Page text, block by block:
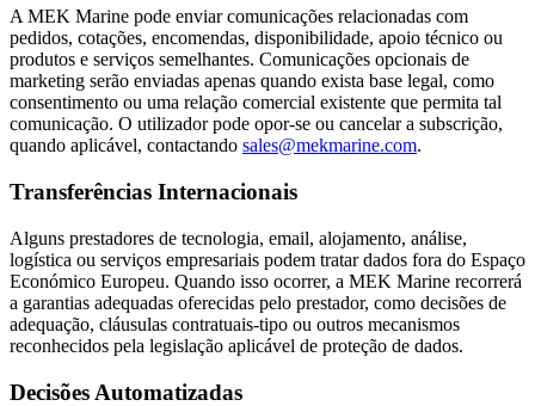
A MEK Marine pode enviar comunicações relacionadas com
pedidos, cotações, encomendas, disponibilidade, apoio técnico ou
produtos e serviços semelhantes. Comunicações opcionais de
marketing serão enviadas apenas quando exista base legal, como
consentimento ou uma relação comercial existente que permita tal
comunicação. O utilizador pode opor-se ou cancelar a subscrição,
quando aplicável, contactando sales@mekmarine.com.
Transferências Internacionais
Alguns prestadores de tecnologia, email, alojamento, análise,
logística ou serviços empresariais podem tratar dados fora do Espaço
Económico Europeu. Quando isso ocorrer, a MEK Marine recorrerá
a garantias adequadas oferecidas pelo prestador, como decisões de
adequação, cláusulas contratuais-tipo ou outros mecanismos
reconhecidos pela legislação aplicável de proteção de dados.
Decisões Automatizadas